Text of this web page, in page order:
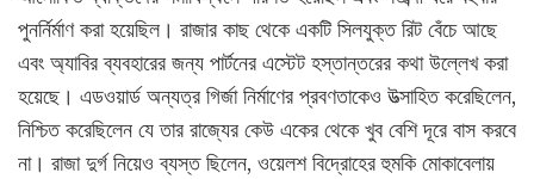
পুনর্নির্মাণ করা হয়েছিল। রাজার কাছ থেকে একটি সিলযুক্ত রিট বেঁচে আছে
এবং অ্যাবির ব্যবহারের জন্য পার্টনের এস্টেট হস্তান্তরের কথা উল্লেখ করা
হয়েছে। এডওয়ার্ড অন্যত্র গির্জা নির্মাণের প্রবণতাকেও উত্সাহিত করেছিলেন,
নিশ্চিত করেছিলেন যে তার রাজ্যের কেউ একের থেকে খুব বেশি দূরে বাস করবে
না। রাজা দুর্গ নিয়েও ব্যস্ত ছিলেন, ওয়েলশ বিদ্রোহের হুমকি মোকাবেলায়